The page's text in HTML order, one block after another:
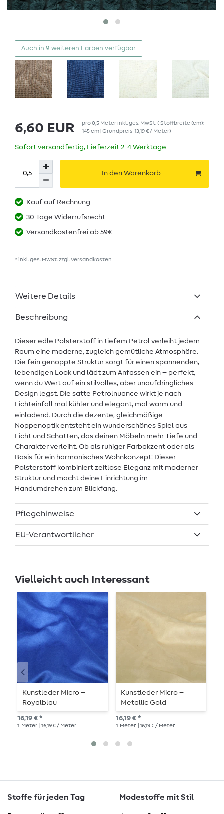
Auch in 9 weiteren Farben verfügbar
6,60 EUR pro0,5 Meterinkl. ges. MwSt. ( Stoffbreite (cm):
145 cm | Grundpreis 13,19 € / Meter)
Sofort versandfertig, Lieferzeit 2-4 Werktage
In den Warenkorb
Kauf auf Rechnung
30 Tage Widerrufsrecht
Versandkostenfrei ab 59€
* inkl. ges. MwSt. zzgl. Versandkosten
Weitere Details
Beschreibung
Dieser edle Polsterstoff in tiefem Petrol verleiht jedem
Raum eine moderne, zugleich gemütliche Atmosphäre.
Die fein genoppte Struktur sorgt für einen spannenden,
lebendigen Look und lädt zum Anfassen ein – perfekt,
wenn du Wert auf ein stilvolles, aber unaufdringliches
Design legst. Die satte Petrolnuance wirkt je nach
Lichteinfall mal kühler und elegant, mal warm und
einladend. Durch die dezente, gleichmäßige
Noppenoptik entsteht ein wunderschönes Spiel aus
Licht und Schatten, das deinen Möbeln mehr Tiefe und
Charakter verleiht. Ob als ruhiger Farbakzent oder als
Basis für ein harmonisches Wohnkonzept: Dieser
Polsterstoff kombiniert zeitlose Eleganz mit moderner
Struktur und macht deine Einrichtung im
Handumdrehen zum Blickfang.
Pflegehinweise
EU-Verantwortlicher
Vielleicht auch Interessant
Kunstleder Micro –
Royalblau
16,19 € *
1 Meter | 16,19 € / Meter
Kunstleder Micro –
Metallic Gold
16,19 € *
1 Meter | 16,19 € / Meter
Stoffe für jeden Tag Modestoffe mit Stil